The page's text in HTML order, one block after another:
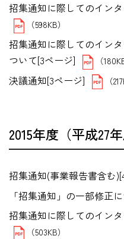
招集通知に際してのイン
（598KB）
招集通知に際してのイン
ついて[3ページ]
（
決議通知[3ページ] （
2015年度（平成27
招集通知(事業報告書含む
「招集通知」の一部修正
招集通知に際してのイン
（503KB）